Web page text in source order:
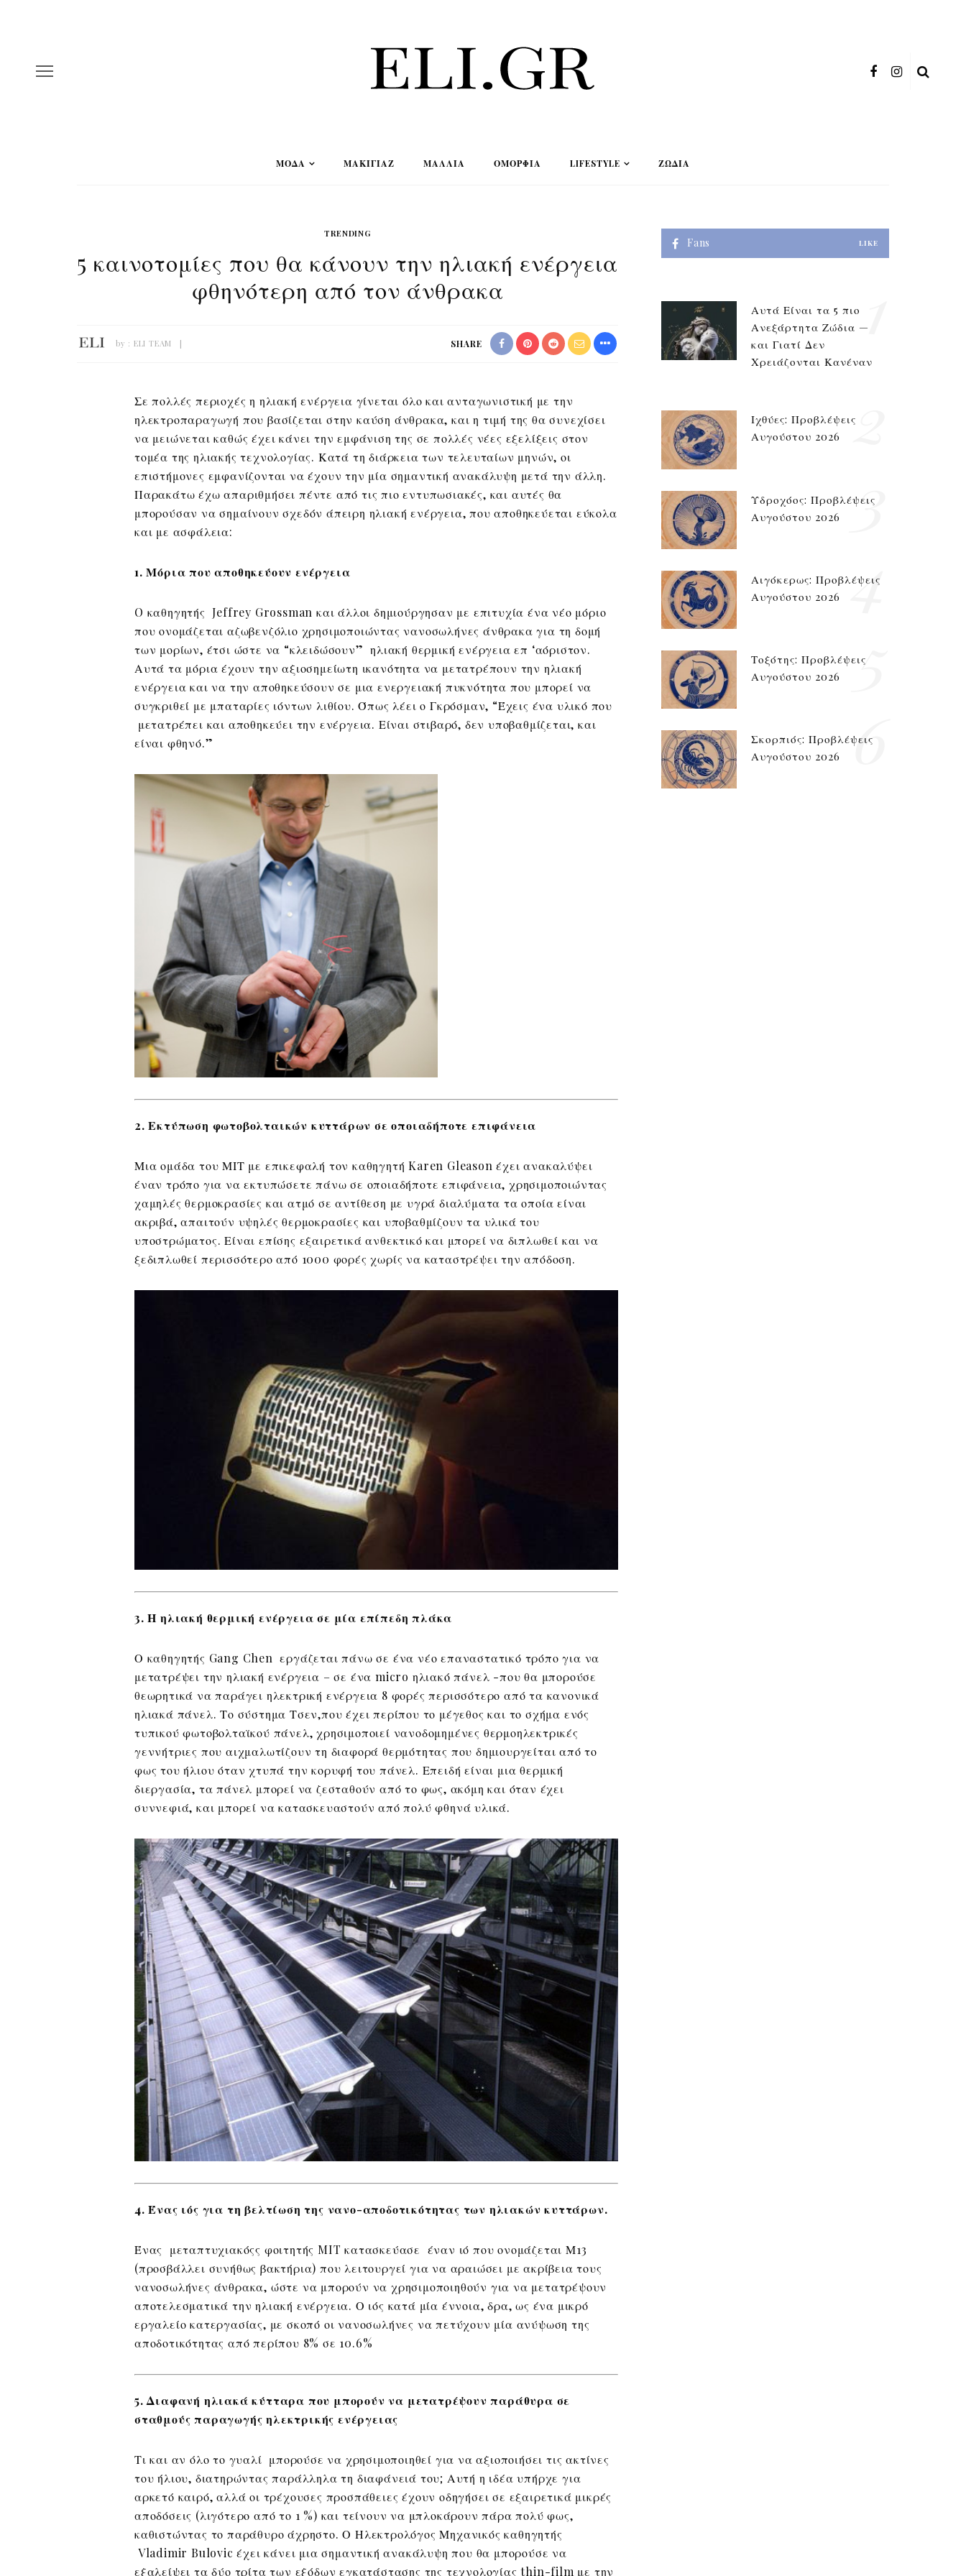
ΜΟΔΑ ΜΑΚΙΓΙΆΖ ΜΑΛΛΙΆ ΟΜΟΡΦΙΆ LIFESTYLE ΖΏΔΙΑ
TRENDING
5 καινοτομίες που θα κάνουν την ηλιακή ενέργεια
φθηνότερη από τον άνθρακα
by : ELI TEAM SHARE
Σε πολλές περιοχές η ηλιακή ενέργεια γίνεται όλο και ανταγωνιστική με την
ηλεκτροπαραγωγή που βασίζεται στην καύση άνθρακα, και η τιμή της θα συνεχίσει
να μειώνεται καθώς έχει κάνει την εμφάνιση της σε πολλές νέες εξελίξεις στον
τομέα της ηλιακής τεχνολογίας. Κατά τη διάρκεια των τελευταίων μηνών, οι
επιστήμονες εμφανίζονται να έχουν την μία σημαντική ανακάλυψη μετά την άλλη.
Παρακάτω έχω απαριθμήσει πέντε από τις πιο εντυπωσιακές, και αυτές θα
μπορούσαν να σημαίνουν σχεδόν άπειρη ηλιακή ενέργεια, που αποθηκεύεται εύκολα
και με ασφάλεια:
1. Μόρια που αποθηκεύουν ενέργεια
O καθηγητής Jeffrey Grossman και άλλοι δημιούργησαν με επιτυχία ένα νέο μόριο
που ονομάζεται αζωβενζόλιο χρησιμοποιώντας νανοσωλήνες άνθρακα για τη δομή
των μορίων, έτσι ώστε να “κλειδώσουν” ηλιακή θερμική ενέργεια επ ‘αόριστον.
Αυτά τα μόρια έχουν την αξιοσημείωτη ικανότητα να μετατρέπουν την ηλιακή
ενέργεια και να την αποθηκεύσουν σε μια ενεργειακή πυκνότητα που μπορεί να
συγκριθεί με μπαταρίες ιόντων λιθίου. Όπως λέει ο Γκρόσμαν, “Έχεις ένα υλικό που
μετατρέπει και αποθηκεύει την ενέργεια. Είναι στιβαρό, δεν υποβαθμίζεται, και
είναι φθηνό.”
2. Εκτύπωση φωτοβολταικών κυττάρων σε οποιαδήποτε επιφάνεια
Μια ομάδα του ΜΙΤ με επικεφαλή τον καθηγητή Karen Gleason έχει ανακαλύψει
έναν τρόπο για να εκτυπώσετε πάνω σε οποιαδήποτε επιφάνεια, χρησιμοποιώντας
χαμηλές θερμοκρασίες και ατμό σε αντίθεση με υγρά διαλύματα τα οποία είναι
ακριβά, απαιτούν υψηλές θερμοκρασίες και υποβαθμίζουν τα υλικά του
υποστρώματος. Είναι επίσης εξαιρετικά ανθεκτικό και μπορεί να διπλωθεί και να
ξεδιπλωθεί περισσότερο από 1000 φορές χωρίς να καταστρέψει την απόδοση.
3. Η ηλιακή θερμική ενέργεια σε μία επίπεδη πλάκα
Ο καθηγητής Gang Chen εργάζεται πάνω σε ένα νέο επαναστατικό τρόπο για να
μετατρέψει την ηλιακή ενέργεια – σε ένα micro ηλιακό πάνελ -που θα μπορούσε
θεωρητικά να παράγει ηλεκτρική ενέργεια 8 φορές περισσότερο από τα κανονικά
ηλιακά πάνελ. Το σύστημα Τσεν,που έχει περίπου το μέγεθος και το σχήμα ενός
τυπικού φωτοβολταϊκού πάνελ, χρησιμοποιεί νανοδομημένες θερμοηλεκτρικές
γεννήτριες που αιχμαλωτίζουν τη διαφορά θερμότητας που δημιουργείται από το
φως του ήλιου όταν χτυπά την κορυφή του πάνελ. Επειδή είναι μια θερμική
διεργασία, τα πάνελ μπορεί να ζεσταθούν από το φως, ακόμη και όταν έχει
συννεφιά, και μπορεί να κατασκευαστούν από πολύ φθηνά υλικά.
4. Ένας ιός για τη βελτίωση της νανο-αποδοτικότητας των ηλιακών κυττάρων.
Ένας μεταπτυχιακόςς φοιτητής MIT κατασκεύασε έναν ιό που ονομάζεται Μ13
(προσβάλλει συνήθως βακτήρια) που λειτουργεί για να αραιώσει με ακρίβεια τους
νανοσωλήνες άνθρακα, ώστε να μπορούν να χρησιμοποιηθούν για να μετατρέψουν
αποτελεσματικά την ηλιακή ενέργεια. Ο ιός κατά μία έννοια, δρα, ως ένα μικρό
εργαλείο κατεργασίας, με σκοπό οι νανοσωλήνες να πετύχουν μία ανύψωση της
αποδοτικότητας από περίπου 8% σε 10.6%
5. Διαφανή ηλιακά κύτταρα που μπορούν να μετατρέψουν παράθυρα σε
σταθμούς παραγωγής ηλεκτρικής ενέργειας
Τι και αν όλο το γυαλί μπορούσε να χρησιμοποιηθεί για να αξιοποιήσει τις ακτίνες
του ήλιου, διατηρώντας παράλληλα τη διαφάνειά του; Αυτή η ιδέα υπήρχε για
αρκετό καιρό, αλλά οι τρέχουσες προσπάθειες έχουν οδηγήσει σε εξαιρετικά μικρές
αποδόσεις (λιγότερο από το 1 %) και τείνουν να μπλοκάρουν πάρα πολύ φως,
καθιστώντας το παράθυρο άχρηστο. Ο Ηλεκτρολόγος Μηχανικός καθηγητής
Vladimir Bulovic έχει κάνει μια σημαντική ανακάλυψη που θα μπορούσε να
εξαλείψει τα δύο τρίτα των εξόδων εγκατάστασης της τεχνολογίας thin-film με την
Fans LIKE
Αυτά Είναι τα 5 πιο
Ανεξάρτητα Ζώδια —
και Γιατί Δεν
Χρειάζονται Κανέναν
1
Ιχθύες: Προβλέψεις
Αυγούστου 2026
2
Υδροχόος: Προβλέψεις
Αυγούστου 2026
3
Αιγόκερως: Προβλέψεις
Αυγούστου 2026
4
Τοξότης: Προβλέψεις
Αυγούστου 2026
5
Σκορπιός: Προβλέψεις
Αυγούστου 2026
6